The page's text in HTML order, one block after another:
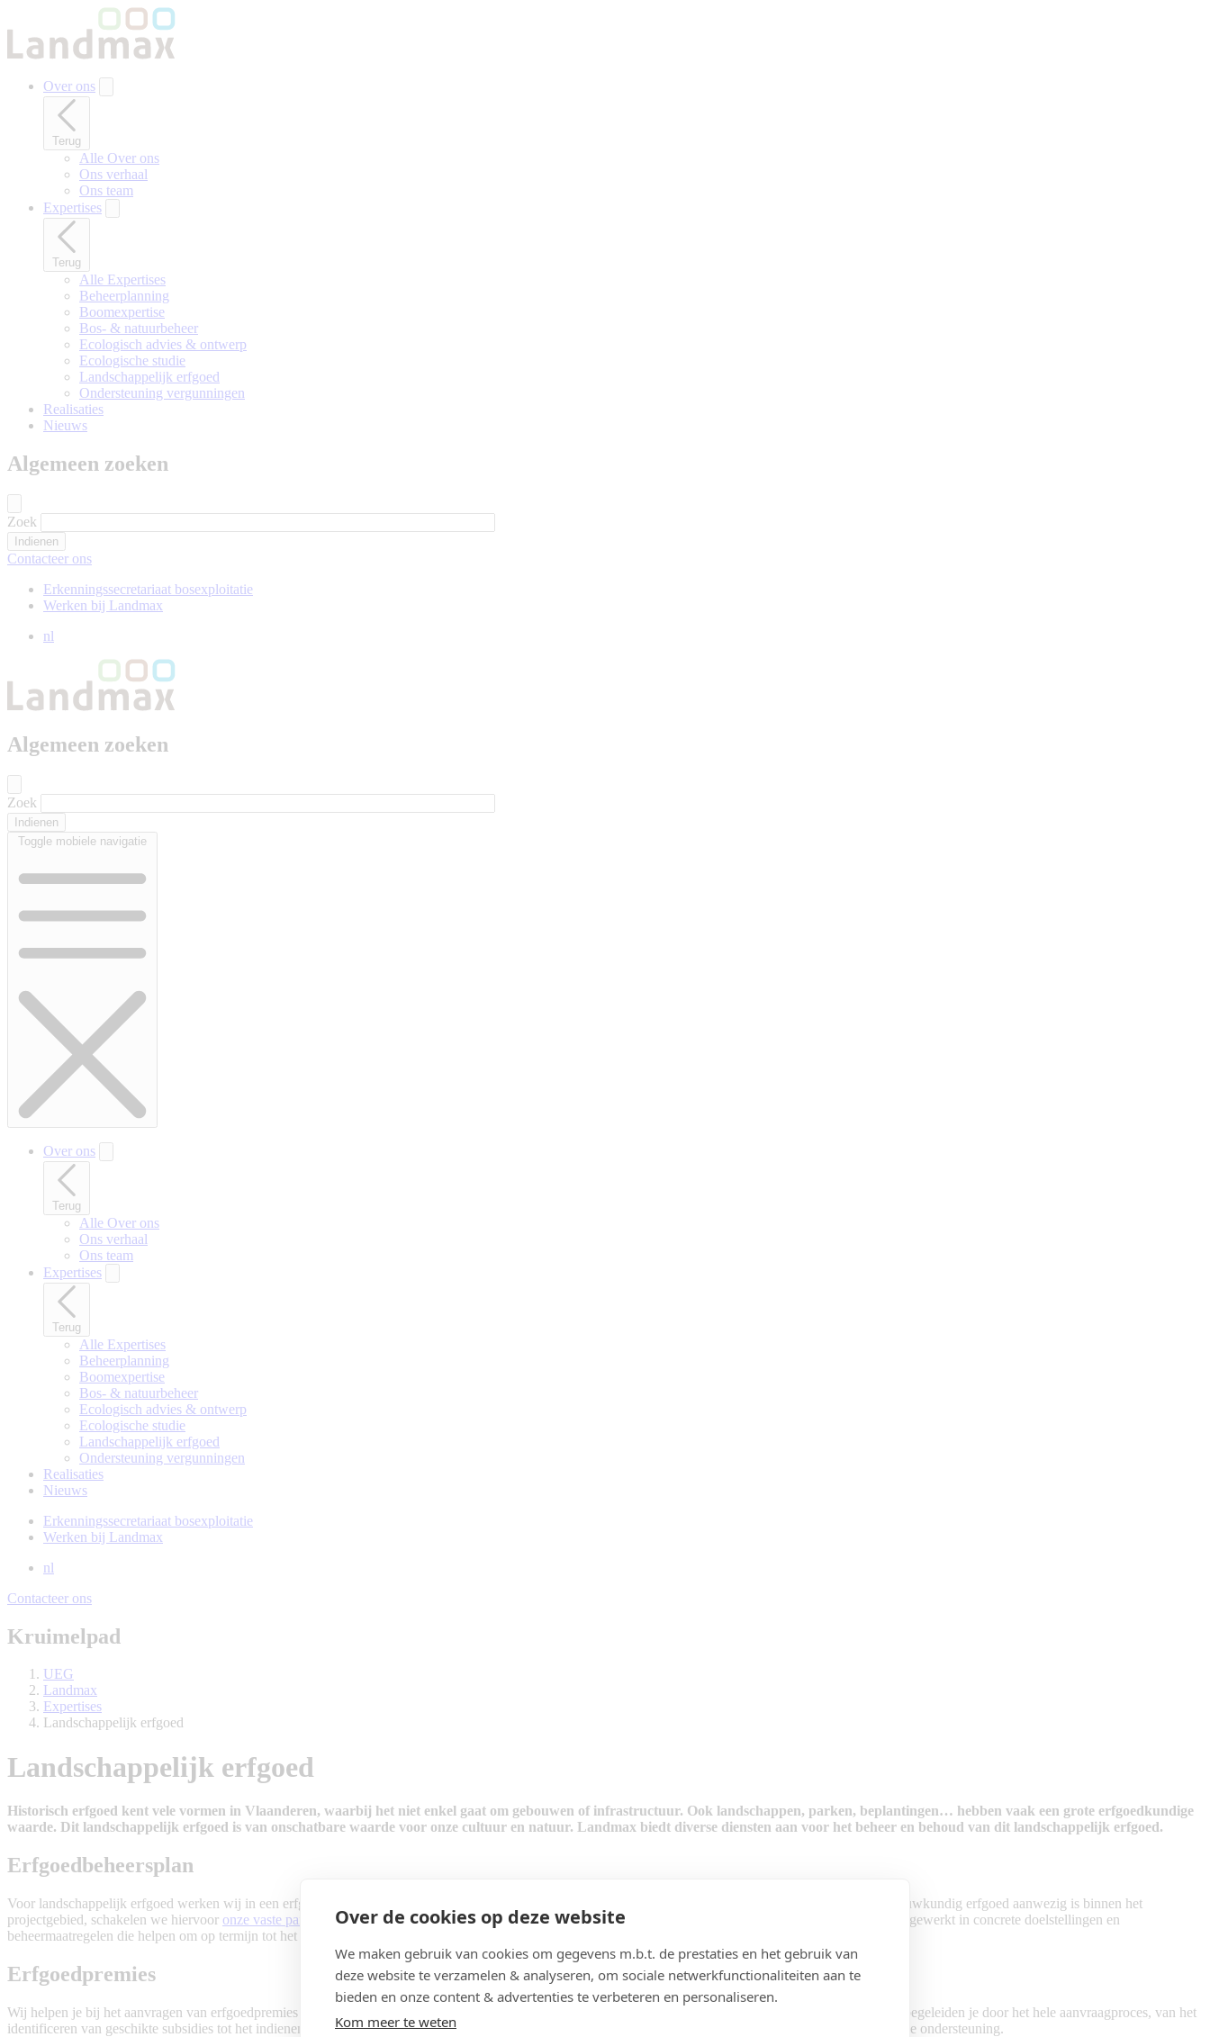
hoofdinhoud
gaan
Over ons
Terug
Alle Over ons
Ons verhaal
Ons team
Expertises
Terug
Alle Expertises
Beheerplanning
Boomexpertise
Bos- & natuurbeheer
Ecologisch advies & ontwerp
Ecologische studie
Landschappelijk erfgoed
Ondersteuning vergunningen
Realisaties
Nieuws
Algemeen zoeken
Zoek
Contacteer ons
Erkenningssecretariaat bosexploitatie
Werken bij Landmax
nl
Algemeen zoeken
Zoek
Toggle mobiele navigatie
Over ons
Terug
Alle Over ons
Ons verhaal
Ons team
Expertises
Terug
Alle Expertises
Beheerplanning
Boomexpertise
Bos- & natuurbeheer
Ecologisch advies & ontwerp
Ecologische studie
Landschappelijk erfgoed
Ondersteuning vergunningen
Realisaties
Nieuws
Erkenningssecretariaat bosexploitatie
Werken bij Landmax
nl
Contacteer ons
Kruimelpad
UEG
Landmax
Expertises
Landschappelijk erfgoed
Landschappelijk erfgoed
Historisch erfgoed kent vele vormen in Vlaanderen, waarbij het niet enkel gaat om gebouwen of infrastructuur. Ook landschappen, parken, beplantingen… hebben vaak een grote erfgoedkundige
waarde. Dit landschappelijk erfgoed is van onschatbare waarde voor onze cultuur en natuur. Landmax biedt diverse diensten aan voor het beheer en behoud van dit landschappelijk erfgoed.
Erfgoedbeheersplan
Voor landschappelijk erfgoed werken wij in een erfgoedbeheersplan een gebiedsgerichte visie uit die rekening houdt met alle erfgoedvormen. Indien er ook bouwkundig erfgoed aanwezig is binnen het
projectgebied, schakelen we hiervoor onze vaste partner Erfgoed & Visiein zodat we u steeds een totaaladvies kunnen bezorgen. De visie wordt vervolgens uitgewerkt in concrete doelstellingen en
beheermaatregelen die helpen om op termijn tot het gewenste eindbeeld te komen.
Erfgoedpremies
Wij helpen je bij het aanvragen van erfgoedpremies om financiële steun te krijgen voor het behoud en beheer van jouw landschappelijk erfgoed. Onze experts begeleiden je door het hele aanvraagproces, van het
identificeren van geschikte subsidies tot het indienen van de benodigde documentatie. Zo zorgen we ervoor dat je maximaal profiteert van beschikbare financiële ondersteuning.
Over de cookies op deze website
We maken gebruik van cookies om gegevens m.b.t. de prestaties en het gebruik van
deze website te verzamelen & analyseren, om sociale netwerkfunctionaliteiten aan te
bieden en onze content & advertenties te verbeteren en personaliseren.
Kom meer te weten